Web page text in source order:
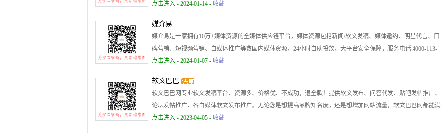
矩阵管理平台，为企业提供数字化转型解决方案。
点击进入 - 2024-01-14 - 收藏
媒介易
媒介易是一家拥有10万+媒体资源的全媒体供应链平台，媒体资源包括新闻/软文发稿、媒体邀约、明星代言、口
碑营销、短视频营销、自媒体推广等数国内媒体资源，24小时自助投放，大平台安全保障，服务电话:4000-113-
968。
点击进入 - 2024-01-07 - 收藏
软文巴巴
软文巴巴网专业软文发稿平台、资源多、价格优、不成功，退全款！提供软文发布、问答代发、贴吧发帖推广、
论坛发帖推广、各自媒体软文发布推广。无论您是想提高品牌知名度，还是想增加网站流量，软文巴巴网都能满
足您的需求。我们的软文推广服务不仅能够帮助您在搜索引擎上获得更高的排名，还能帮助您吸引更多的潜在客
点击进入 - 2023-04-05 - 收藏